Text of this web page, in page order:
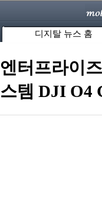
디지탈 뉴스 홈
엔터프라이
스템 DJI O4